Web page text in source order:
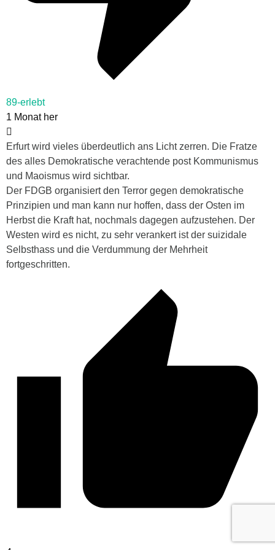
89-erlebt
1 Monat her
Erfurt wird vieles überdeutlich ans Licht zerren. Die Fratze
des alles Demokratische verachtende post Kommunismus
und Maoismus wird sichtbar.
Der FDGB organisiert den Terror gegen demokratische
Prinzipien und man kann nur hoffen, dass der Osten im
Herbst die Kraft hat, nochmals dagegen aufzustehen. Der
Westen wird es nicht, zu sehr verankert ist der suizidale
Selbsthass und die Verdummung der Mehrheit
fortgeschritten.